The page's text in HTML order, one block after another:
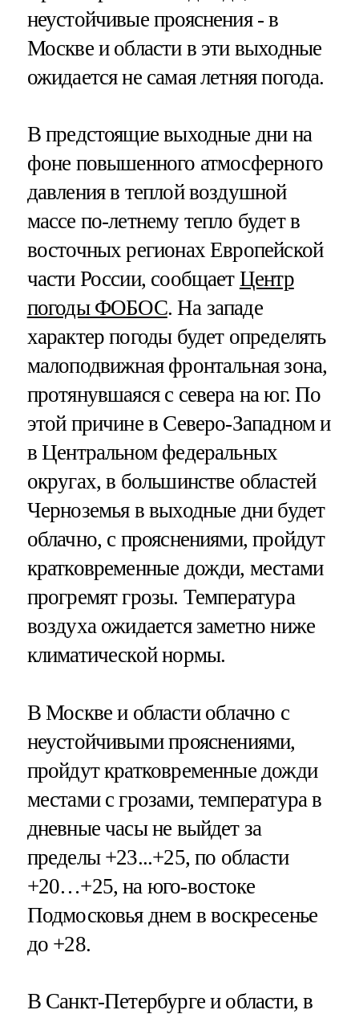
неустойчивые прояснения - в
Москве и области в эти выходные
ожидается не самая летняя погода.
В предстоящие выходные дни на
фоне повышенного атмосферного
давления в теплой воздушной
массе по-летнему тепло будет в
восточных регионах Европейской
части России, сообщает Центр
погоды ФОБОС. На западе
характер погоды будет определять
малоподвижная фронтальная зона,
протянувшаяся с севера на юг. По
этой причине в Северо-Западном и
в Центральном федеральных
округах, в большинстве областей
Черноземья в выходные дни будет
облачно, с прояснениями, пройдут
кратковременные дожди, местами
прогремят грозы. Температура
воздуха ожидается заметно ниже
климатической нормы.
В Москве и области облачно с
неустойчивыми прояснениями,
пройдут кратковременные дожди
местами с грозами, температура в
дневные часы не выйдет за
пределы +23...+25, по области
+20…+25, на юго-востоке
Подмосковья днем в воскресенье
до +28.
В Санкт-Петербурге и области, в